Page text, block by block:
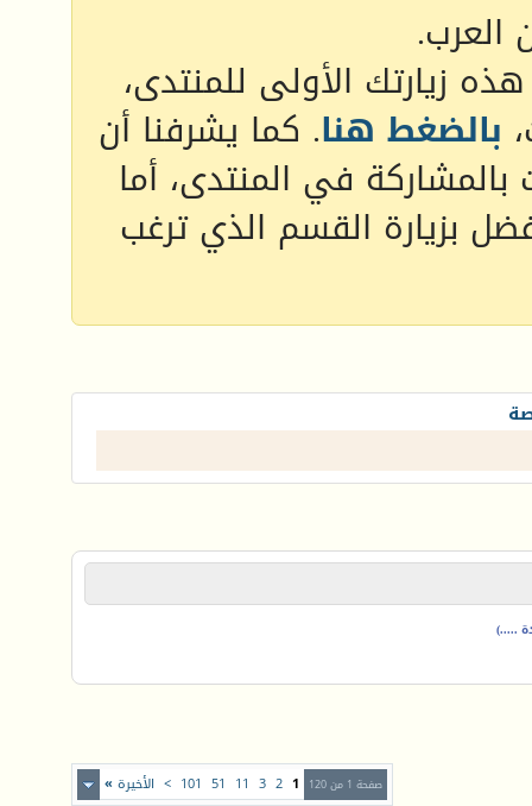
العرب.
زيارتك الأولى للمنتدى،
بالضغط هنا. كما يشرفنا أن
بالمشاركة في المنتدى، أما
بزيارة القسم الذي ترغب
.....)
صفحة 1 من 120 1
2
3
11
51
101
> الأخيرة »